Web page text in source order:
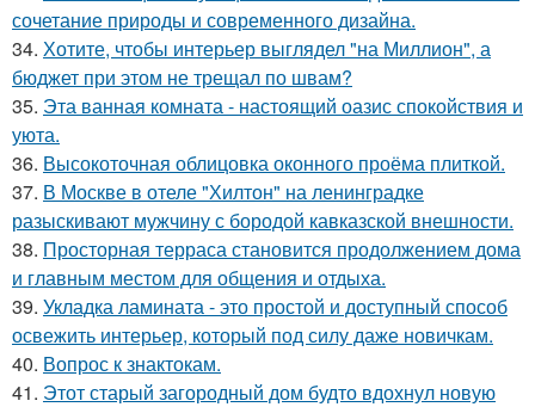
сочетание природы и современного дизайна.
34. Хотите, чтобы интерьер выглядел "на Миллион", а
бюджет при этом не трещал по швам?
35. Эта ванная комната - настоящий оазис спокойствия и
уюта.
36. Высокоточная облицовка оконного проёма плиткой.
37. В Москве в отеле "Хилтон" на ленинградке
разыскивают мужчину с бородой кавказской внешности.
38. Просторная терраса становится продолжением дома
и главным местом для общения и отдыха.
39. Укладка ламината - это простой и доступный способ
освежить интерьер, который под силу даже новичкам.
40. Вопрос к знактокам.
41. Этот старый загородный дом будто вдохнул новую